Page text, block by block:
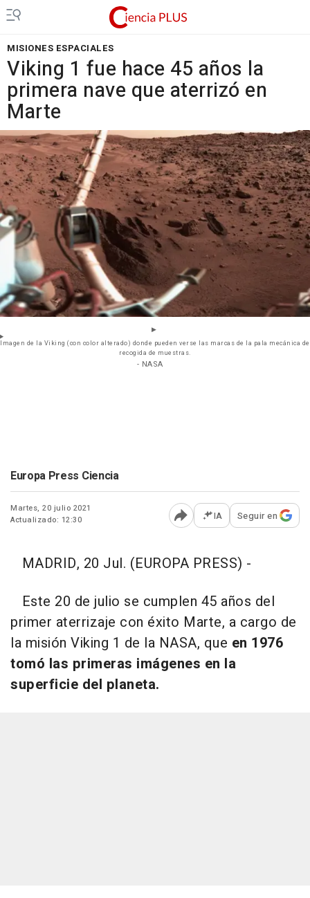
MISIONES ESPACIALES
Viking 1 fue hace 45 años la
primera nave que aterrizó en
Marte
Imagen de la Viking (con color alterado) donde pueden verse las marcas de la pala mecánica de
recogida de muestras.
- NASA
Europa Press Ciencia
Martes, 20 julio 2021
Actualizado: 12:30
Abrir opciones para
IA Seguir en
MADRID, 20 Jul. (EUROPA PRESS) -
Este 20 de julio se cumplen 45 años del
primer aterrizaje con éxito Marte, a cargo de
la misión Viking 1 de la NASA, que en 1976
tomó las primeras imágenes en la
superficie del planeta.